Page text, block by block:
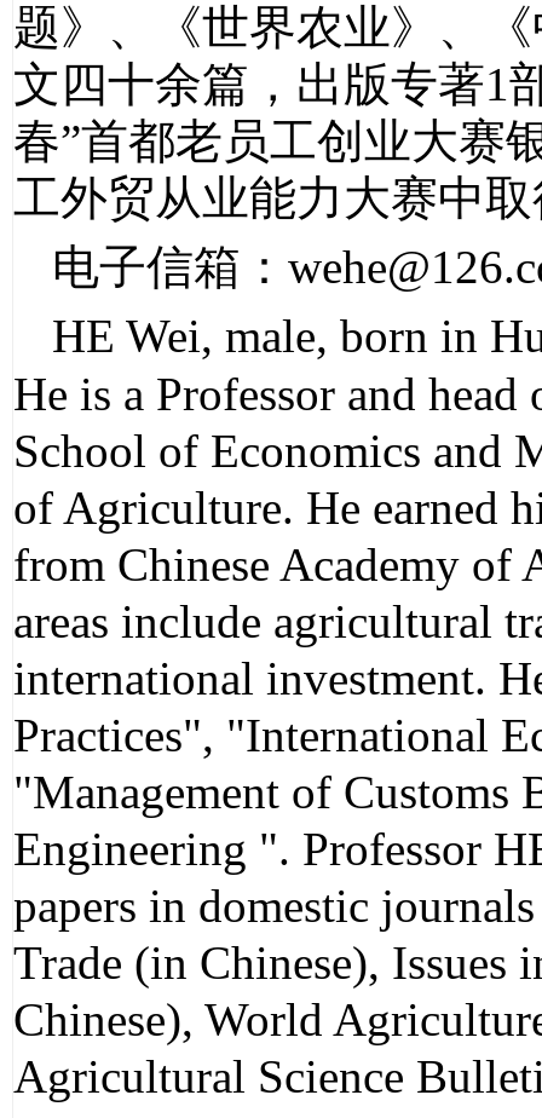
题》、《世界农业》、
文四十余篇，出版专著1
春”首都老员工创业大赛
工外贸从业能力大赛中
电子信箱：
HE Wei, male, born in
He is a Professor and
School of Economics and
of Agriculture. He earned
from Chinese Academy of
areas include agricultural
international investment.
Practices", "International
"Management of Customs
Engineering ". Professor
papers in domestic
Trade (in Chinese),
Chinese), World
Agricultural Science